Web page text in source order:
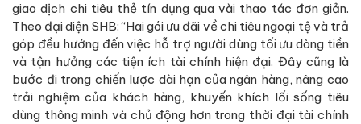
giao dịch chi tiêu thẻ tín dụng qua vài thao tác đơn giản.
Theo đại diện SHB: “Hai gói ưu đãi về chi tiêu ngoại tệ và trả
góp đều hướng đến việc hỗ trợ người dùng tối ưu dòng tiền
và tận hưởng các tiện ích tài chính hiện đại. Đây cũng là
bước đi trong chiến lược dài hạn của ngân hàng, nâng cao
trải nghiệm của khách hàng, khuyến khích lối sống tiêu
dùng thông minh và chủ động hơn trong thời đại tài chính